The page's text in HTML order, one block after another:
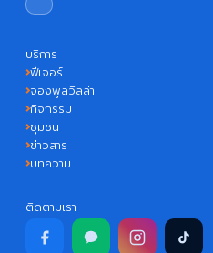
บริการ
ฟีเจอร์
จองพูลวิลล่า
กิจกรรม
ชุมชน
ข่าวสาร
บทความ
ติดตามเรา